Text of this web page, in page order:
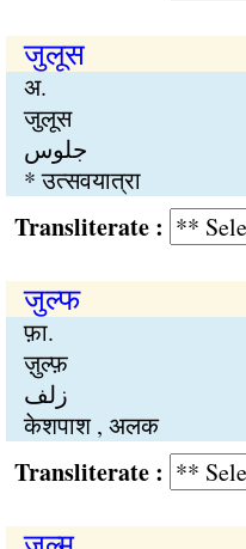
जुलूस
अ.
जुलूस
جلوس
* उत्सवयात्रा
:
जुल्फ
फ़ा.
ज़ुल्फ़
زلف
केशपाश , अलक
: